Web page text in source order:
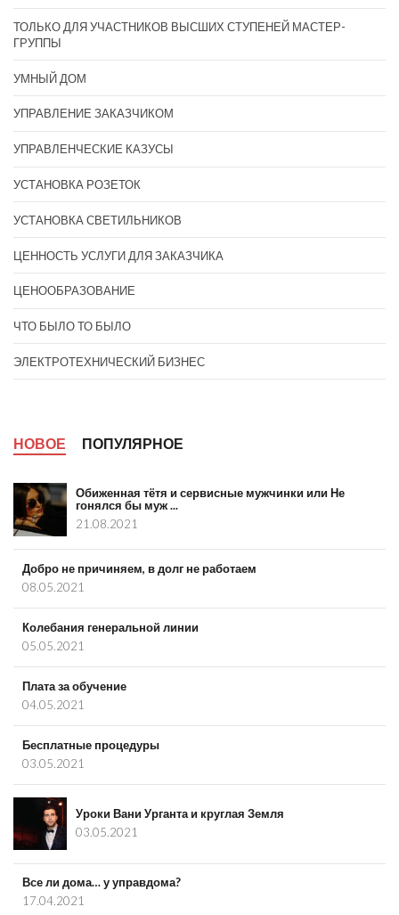
ТОЛЬКО ДЛЯ УЧАСТНИКОВ ВЫСШИХ СТУПЕНЕЙ МАСТЕР-
ГРУППЫ
УМНЫЙ ДОМ
УПРАВЛЕНИЕ ЗАКАЗЧИКОМ
УПРАВЛЕНЧЕСКИЕ КАЗУСЫ
УСТАНОВКА РОЗЕТОК
УСТАНОВКА СВЕТИЛЬНИКОВ
ЦЕННОСТЬ УСЛУГИ ДЛЯ ЗАКАЗЧИКА
ЦЕНООБРАЗОВАНИЕ
ЧТО БЫЛО ТО БЫЛО
ЭЛЕКТРОТЕХНИЧЕСКИЙ БИЗНЕС
НОВОЕ ПОПУЛЯРНОЕ
Обиженная тётя и сервисные мужчинки или Не
гонялся бы муж ...
21.08.2021
Добро не причиняем, в долг не работаем
08.05.2021
Колебания генеральной линии
05.05.2021
Плата за обучение
04.05.2021
Бесплатные процедуры
03.05.2021
Уроки Вани Урганта и круглая Земля
03.05.2021
Все ли дома… у управдома?
17.04.2021